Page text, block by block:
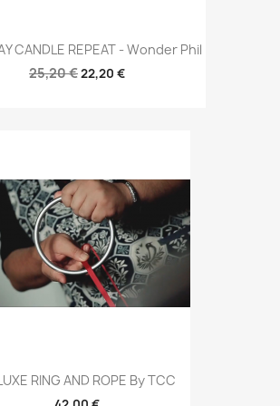
CANDLE REPEAT - Wonder Phil
25,20 €22,20 €
RING AND ROPE By TCC